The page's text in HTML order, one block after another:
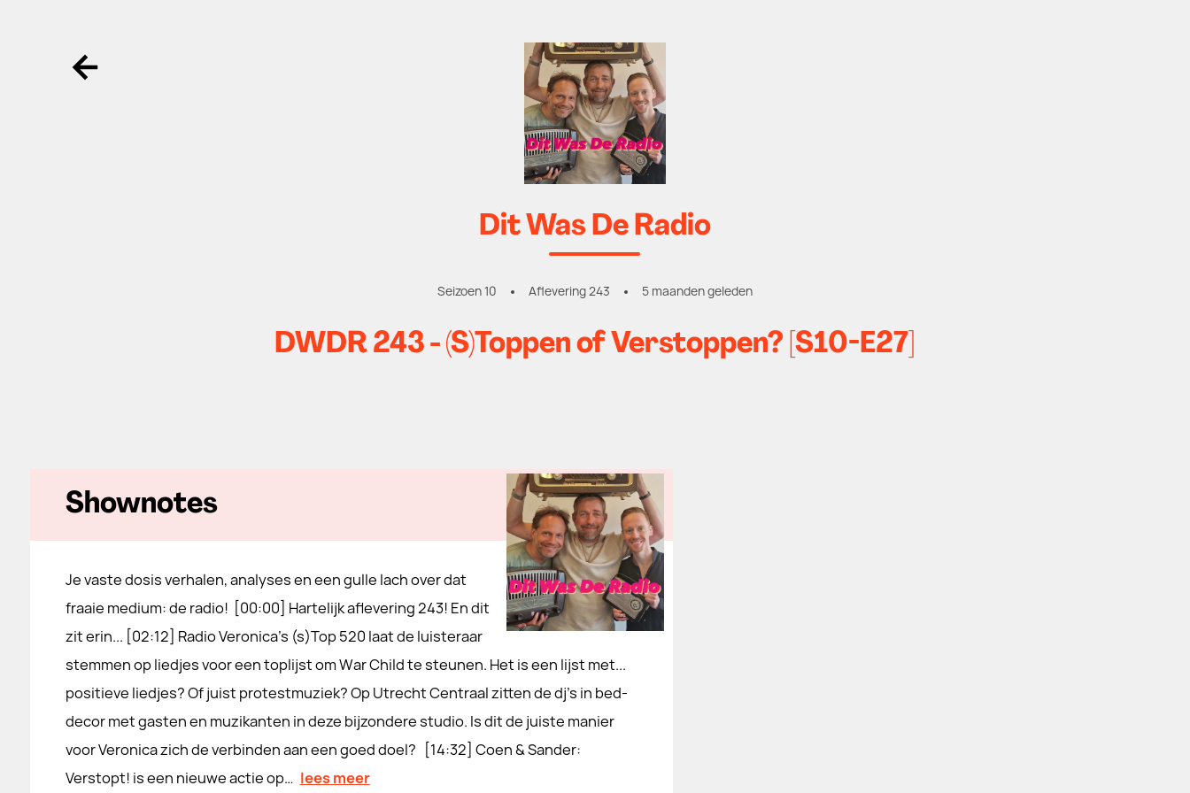
Ga terug
Dit Was De Radio
Seizoen 10 Aflevering 243 5 maanden geleden
DWDR 243 - (S)Toppen of Verstoppen? [S10-E27]
Shownotes
Je vaste dosis verhalen, analyses en een gulle lach over dat
fraaie medium: de radio! [00:00] Hartelijk aflevering 243! En dit
zit erin... [02:12] Radio Veronica's (s)Top 520 laat de luisteraar
stemmen op liedjes voor een toplijst om War Child te steunen. Het is een lijst met...
positieve liedjes? Of juist protestmuziek? Op Utrecht Centraal zitten de dj’s in bed-
decor met gasten en muzikanten in deze bijzondere studio. Is dit de juiste manier
voor Veronica zich de verbinden aan een goed doel? [14:32] Coen & Sander:
Verstopt! is een nieuwe actie op… lees meer